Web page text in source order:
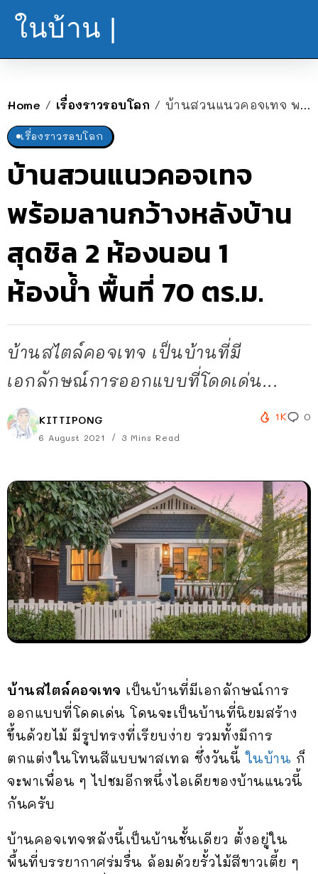
ในบ้าน |
Home / เรื่องราวรอบโลก / บ้านสวนแนวคอจเทจ พร้อมลานกว้างหลังบ้านสุดชิล 2 ห้องนอน 1 ห้องน้ำ พื้นที่ 70 ตร.ม.
เรื่องราวรอบโลก
บ้านสวนแนวคอจเทจ
พร้อมลานกว้างหลังบ้าน
สุดชิล 2 ห้องนอน 1
ห้องน้ำ พื้นที่ 70 ตร.ม.
บ้านสไตล์คอจเทจ เป็นบ้านที่มี
เอกลักษณ์การออกแบบที่โดดเด่น...
KITTIPONG
6 August 2021 3 Mins Read
1K 0
บ้านสไตล์คอจเทจ เป็นบ้านที่มีเอกลักษณ์การ
ออกแบบที่โดดเด่น โดนจะเป็นบ้านที่นิยมสร้าง
ขึ้นด้วยไม้ มีรูปทรงที่เรียบง่าย รวมทั้งมีการ
ตกแต่งในโทนสีแบบพาสเทล ซึ่งวันนี้ในบ้าน ก็
จะพาเพื่อน ๆ ไปชมอีกหนึ่งไอเดียของบ้านแนวนี้
กันครับ
บ้านคอจเทจหลังนี้เป็นบ้านชั้นเดียว ตั้งอยู่ใน
พื้นที่บรรยากาศร่มรื่น ล้อมด้วยรั้วไม้สีขาวเตี้ย ๆ